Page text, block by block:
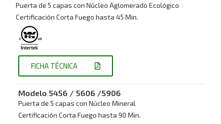
Puerta de 5 capas con Núcleo Aglomerado Ecológico
Certificación Corta Fuego hasta 45 Min.
FICHA TÉCNICA
Modelo 5456 / 5606 /5906
Puerta de 5 capas con Núcleo Mineral
Certificación Corta Fuego hasta 90 Min.